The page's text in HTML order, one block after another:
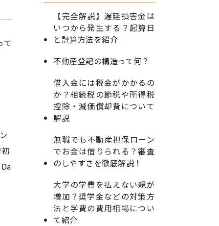
て
【完全解説】遅延損害金は
いつから発生する？起算日
と計算方法を紹介
不動産登記の構造って何？
借入金には税金がかかるの
か？相続税の節税や所得税
控除・減価償却費について
解説
無職でも不動産担保ローン
でお金は借りられる？審査
のしやすさを徹底解説！
大学の学費を払えない親が
増加？奨学金などの対策方
法と学費の費用相場につい
て紹介